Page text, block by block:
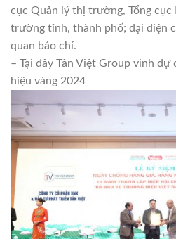
cục Quản lý thị trường, Tổng cục
trường tỉnh, thành phố; đại diện
quan báo chí.
– Tại đây Tân Việt Group vinh
hiệu vàng 2024